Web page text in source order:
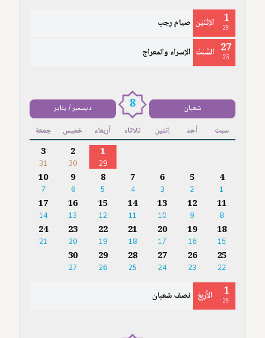
1
29 الإثْنَيْن صيام رجب
27
25 السَّبْتُ الإسراء والمعراج
شعبان 8 ديسمبر / يناير
سبت أحد إثنين ثلاثاء أربعاء خميس جمعة
1
29
2
30
3
31
4
1
5
2
6
3
7
4
8
5
9
6
10
7
11
8
12
9
13
10
14
11
15
12
16
13
17
14
18
15
19
16
20
17
21
18
22
19
23
20
24
21
25
22
26
23
27
24
28
25
29
26
30
27
1
29 الأَرْبِعَ نصف شعبان